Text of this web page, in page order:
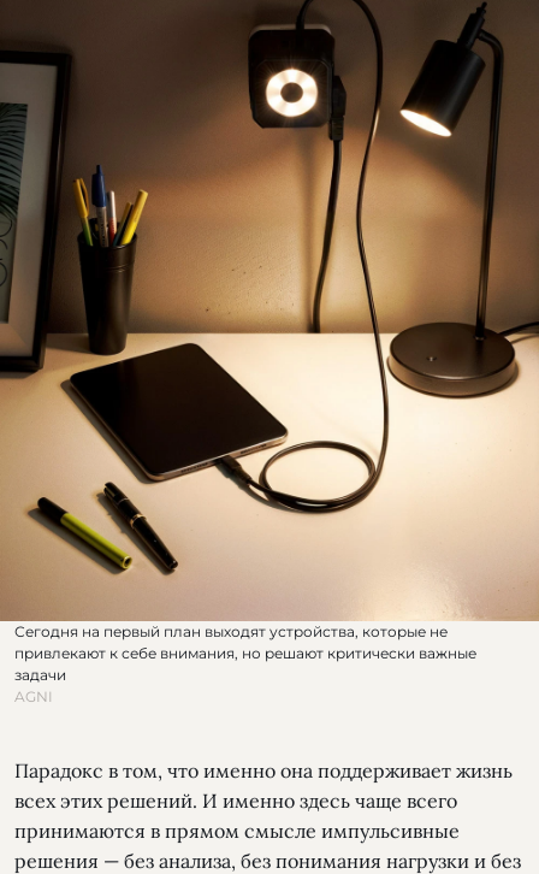
Сегодня на первый план выходят устройства, которые не
привлекают к себе внимания, но решают критически важные
задачи
AGNI
Парадокс в том, что именно она поддерживает жизнь
всех этих решений. И именно здесь чаще всего
принимаются в прямом смысле импульсивные
решения — без анализа, без понимания нагрузки и без